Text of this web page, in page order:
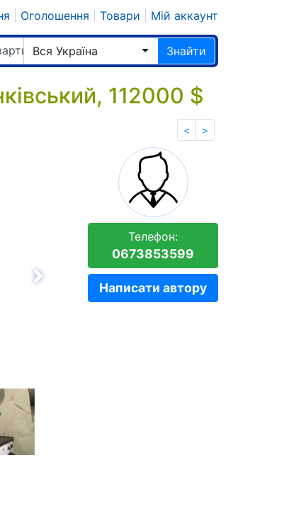
Оголошення Товари Мій аккаунт
Вся Україна Знайти
112000 $
< >
Телефон:
0673853599
Написати автору